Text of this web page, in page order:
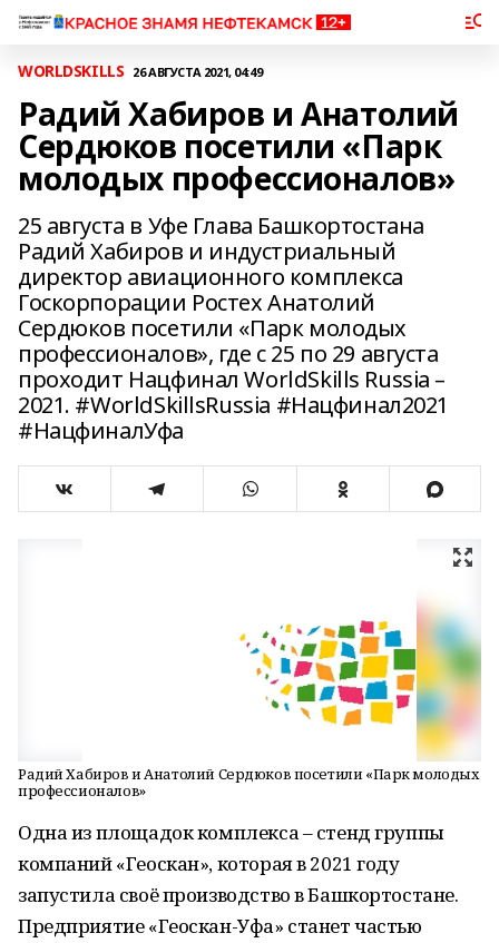
WORLDSKILLS 26 АВГУСТА 2021, 04:49
Радий Хабиров и Анатолий
Сердюков посетили «Парк
молодых профессионалов»
25 августа в Уфе Глава Башкортостана
Радий Хабиров и индустриальный
директор авиационного комплекса
Госкорпорации Ростех Анатолий
Сердюков посетили «Парк молодых
профессионалов», где с 25 по 29 августа
проходит Нацфинал WorldSkills Russia –
2021. #WorldSkillsRussia #Нацфинал2021
#НацфиналУфа
Радий Хабиров и Анатолий Сердюков посетили «Парк молодых
профессионалов»
Одна из площадок комплекса – стенд группы
компаний «Геоскан», которая в 2021 году
запустила своё производство в Башкортостане.
Предприятие «Геоскан-Уфа» станет частью